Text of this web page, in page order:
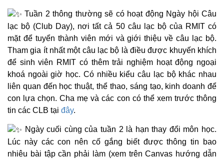
Tuần 2 thông thường sẽ có hoạt động Ngày hội Câu
lạc bộ (Club Day), nơi tất cả 50 câu lạc bộ của RMIT có
mặt để tuyển thành viên mới và giới thiệu về câu lạc bộ.
Tham gia ít nhất một câu lạc bộ là điều được khuyến khích
để sinh viên RMIT có thêm trải nghiệm hoạt động ngoại
khoá ngoài giờ học. Có nhiều kiểu câu lạc bộ khác nhau
liên quan đến học thuật, thể thao, sáng tạo, kinh doanh để
con lựa chọn. Cha mẹ và các con có thể xem trước thông
tin các CLB tại đây.
Ngày cuối cùng của tuần 2 là hạn thay đổi môn học.
Lúc này các con nên cố gắng biết được thông tin bao
nhiêu bài tập cần phải làm (xem trên Canvas hướng dẫn